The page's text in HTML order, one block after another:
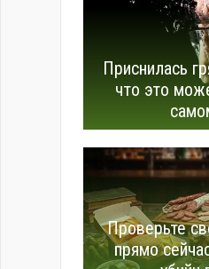
Приснилась
что это
Проверьте
прямо